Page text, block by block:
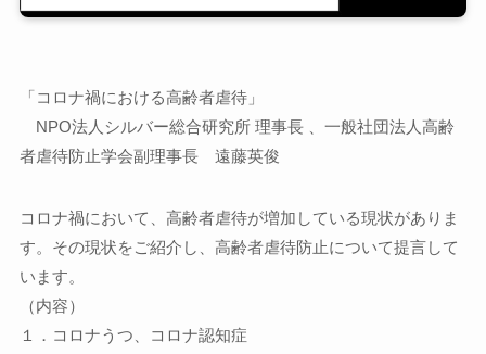
「コロナ禍における高齢者虐待」
NPO法人シルバー総合研究所 理事長 、一般社団法人高齢
者虐待防止学会副理事長 遠藤英俊
コロナ禍において、高齢者虐待が増加している現状がありま
す。その現状をご紹介し、高齢者虐待防止について提言して
います。
（内容）
１．コロナうつ、コロナ認知症